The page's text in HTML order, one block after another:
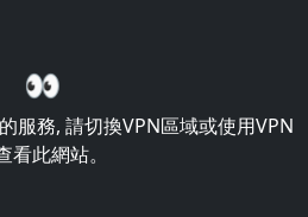
👀
服務, 請切換VPN區域或使用VPN
看此網站。